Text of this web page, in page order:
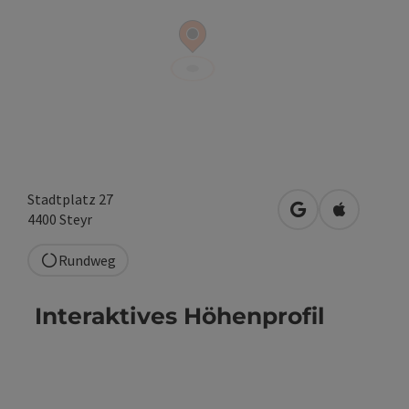
Stadtplatz 27
4400 Steyr in Google Maps
in Apple
Rundweg
Interaktives Höhenprofil